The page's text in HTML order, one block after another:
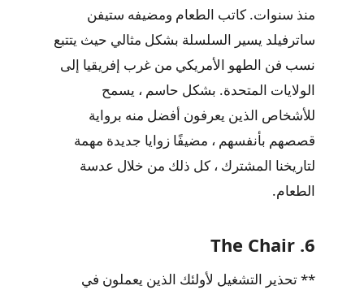
منذ سنوات. كاتب الطعام ومضيفه ستيفن
ساترفيلد يسير السلسلة بشكل مثالي حيث يتتبع
نسب فن الطهو الأمريكي من غرب إفريقيا إلى
الولايات المتحدة. بشكل حاسم ، يسمح
للأشخاص الذين يعرفون أفضل منه برواية
قصصهم بأنفسهم ، مضيفًا زوايا جديدة مهمة
لتاريخنا المشترك ، كل ذلك من خلال عدسة
الطعام.
6. The Chair
** تحذير التشغيل لأولئك الذين يعملون في